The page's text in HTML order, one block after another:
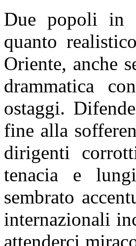
Due popoli in
quanto
Oriente, anche
drammatica
ostaggi.
fine alla
dirigenti
tenacia e
sembrato
internazionali
attenderci